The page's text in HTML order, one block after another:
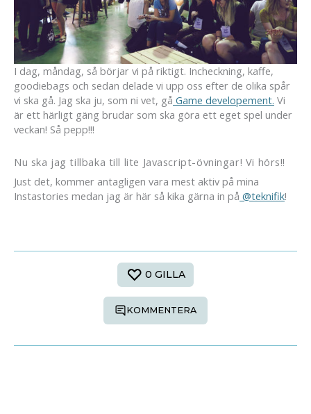
I dag, måndag, så börjar vi på riktigt. Incheckning, kaffe,
goodiebags och sedan delade vi upp oss efter de olika spår
vi ska gå. Jag ska ju, som ni vet, gå Game developement. Vi
är ett härligt gäng brudar som ska göra ett eget spel under
veckan! Så pepp!!!
Nu ska jag tillbaka till lite Javascript-övningar! Vi hörs!!
Just det, kommer antagligen vara mest aktiv på mina
Instastories medan jag är här så kika gärna in på @teknifik!
0 GILLA
KOMMENTERA